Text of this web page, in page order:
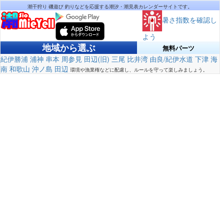
潮干狩り 磯遊び 釣りなどを応援する潮汐・潮見表カレンダーサイトです。
暑さ指数を確認し
よう
地域から選ぶ 無料パーツ
紀伊勝浦 浦神 串本 周参見 田辺(旧) 三尾 比井湾 由良/紀伊水道 下津 海
南 和歌山 沖ノ島 田辺 環境や漁業権などに配慮し、ルールを守って楽しみましょう。